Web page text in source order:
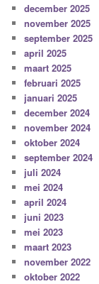
december 2025
november 2025
september 2025
april 2025
maart 2025
februari 2025
januari 2025
december 2024
november 2024
oktober 2024
september 2024
juli 2024
mei 2024
april 2024
juni 2023
mei 2023
maart 2023
november 2022
oktober 2022